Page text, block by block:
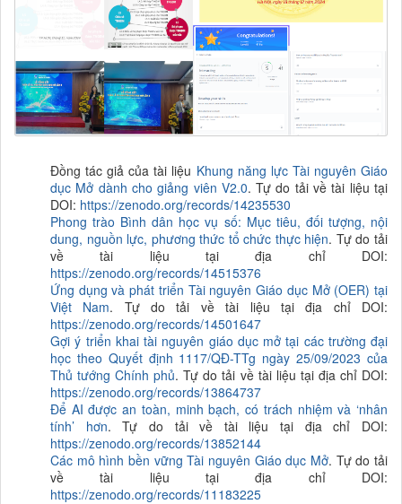
Đồng tác giả của tài liệu Khung năng lực Tài nguyên Giáo
dục Mở dành cho giảng viên V2.0. Tự do tải về tài liệu tại
DOI: https://zenodo.org/records/14235530
Phong trào Bình dân học vụ số: Mục tiêu, đối tượng, nội
dung, nguồn lực, phương thức tổ chức thực hiện. Tự do tải
về tài liệu tại địa chỉ DOI:
https://zenodo.org/records/14515376
Ứng dụng và phát triển Tài nguyên Giáo dục Mở (OER) tại
Việt Nam. Tự do tải về tài liệu tại địa chỉ DOI:
https://zenodo.org/records/14501647
Gợi ý triển khai tài nguyên giáo dục mở tại các trường đại
học theo Quyết định 1117/QĐ-TTg ngày 25/09/2023 của
Thủ tướng Chính phủ. Tự do tải về tài liệu tại địa chỉ DOI:
https://zenodo.org/records/13864737
Để AI được an toàn, minh bạch, có trách nhiệm và ‘nhân
tính’ hơn. Tự do tải về tài liệu tại địa chỉ DOI:
https://zenodo.org/records/13852144
Các mô hình bền vững Tài nguyên Giáo dục Mở. Tự do tải
về tài liệu tại địa chỉ DOI:
https://zenodo.org/records/11183225